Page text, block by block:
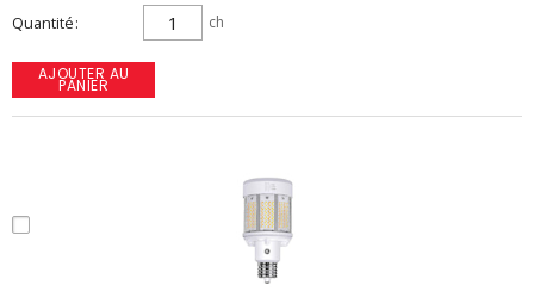
Quantité ch
AJOUTER AU
PANIER